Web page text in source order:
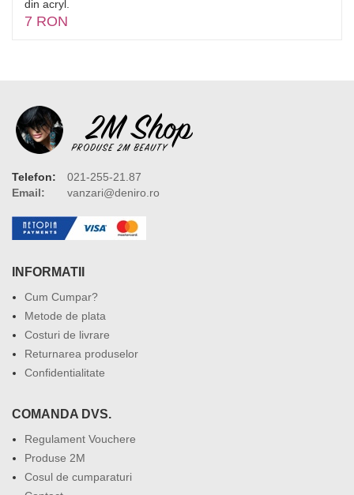
din acryl.
7 RON
Telefon:
021-255-21.87
Email:
vanzari@deniro.ro
INFORMATII
Cum Cumpar?
Metode de plata
Costuri de livrare
Returnarea produselor
Confidentialitate
COMANDA DVS.
Regulament Vouchere
Produse 2M
Cosul de cumparaturi